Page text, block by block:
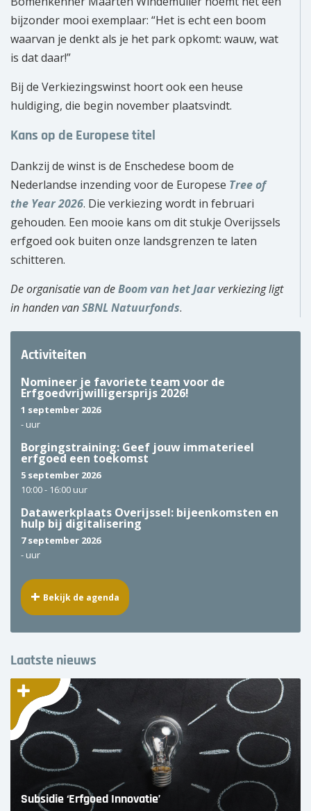
bijzonder mooi exemplaar: “Het is echt een boom
waarvan je denkt als je het park opkomt: wauw, wat
is dat daar!”
Bij de Verkiezingswinst hoort ook een heuse
huldiging, die begin november plaatsvindt.
Kans op de Europese titel
Dankzij de winst is de Enschedese boom de
Nederlandse inzending voor de Europese Tree of
the Year 2026. Die verkiezing wordt in februari
gehouden. Een mooie kans om dit stukje Overijssels
erfgoed ook buiten onze landsgrenzen te laten
schitteren.
De organisatie van deBoom van het Jaarverkiezing ligt
in handen vanSBNL Natuurfonds.
Activiteiten
Nomineer je favoriete team voor de
Erfgoedvrijwilligersprijs 2026!
1 september 2026
- uur
Borgingstraining: Geef jouw immaterieel
erfgoed een toekomst
5 september 2026
10:00 - 16:00 uur
Datawerkplaats Overijssel: bijeenkomsten en
hulp bij digitalisering
7 september 2026
- uur
Bekijk de agenda
Laatste nieuws
Subsidie ‘Erfgoed Innovatie’